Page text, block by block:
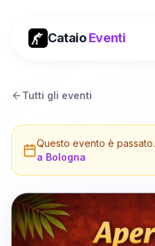
CataioEventi
Tutti gli eventi
Questo evento è passato.
a Bologna